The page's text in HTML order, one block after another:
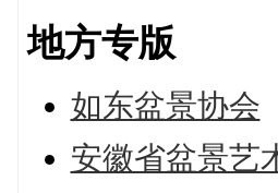
地方专版
如东盆景协会
安徽省盆景艺